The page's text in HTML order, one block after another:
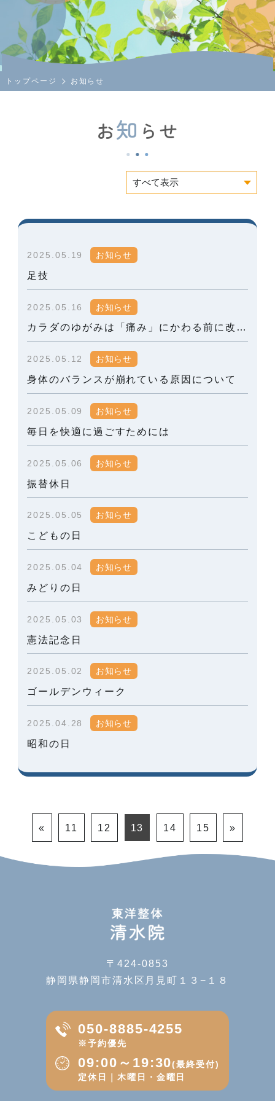
トップページ お知らせ
お知 らせ
2025.05.19 お知らせ
足技
2025.05.16 お知らせ
カラダのゆがみは「痛み」にかわる前に改善がオススメです！
2025.05.12 お知らせ
身体のバランスが崩れている原因について
2025.05.09 お知らせ
毎日を快適に過ごすためには
2025.05.06 お知らせ
振替休日
2025.05.05 お知らせ
こどもの日
2025.05.04 お知らせ
みどりの日
2025.05.03 お知らせ
憲法記念日
2025.05.02 お知らせ
ゴールデンウィーク
2025.04.28 お知らせ
昭和の日
« 11 12 13 14 15 »
〒424-0853
静岡県静岡市清水区月見町１３−１８
050-8885-4255
※予約優先
09:00～19:30(最終受付)
定休日｜木曜日・金曜日